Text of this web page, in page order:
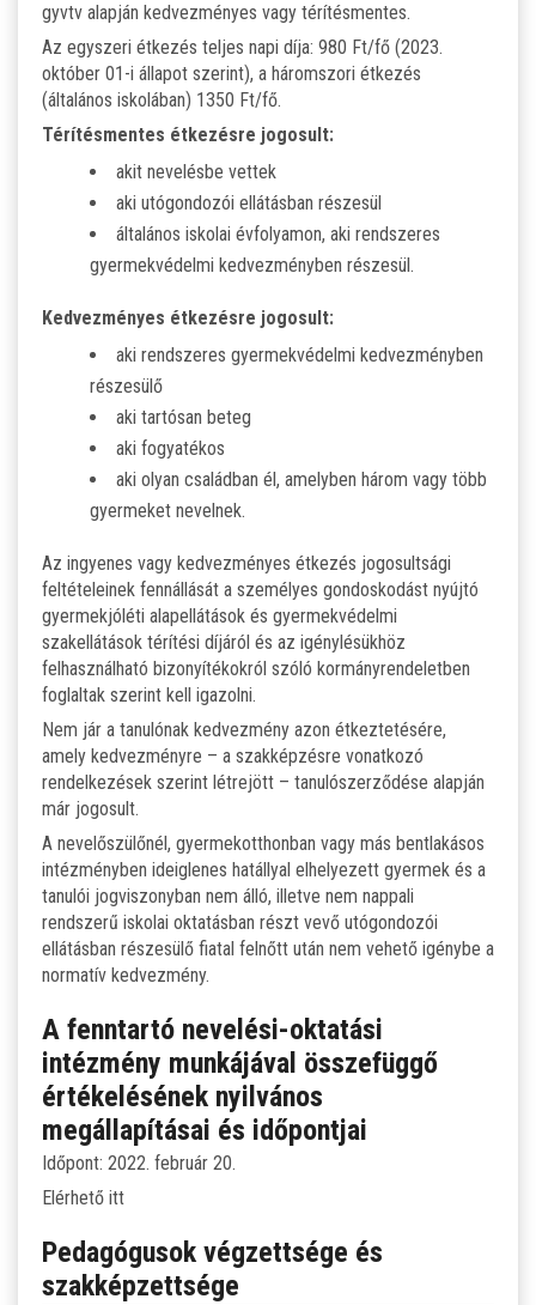
gyvtv alapján kedvezményes vagy térítésmentes.
Az egyszeri étkezés teljes napi díja: 980 Ft/fő (2023.
október 01-i állapot szerint), a háromszori étkezés
(általános iskolában) 1350 Ft/fő.
Térítésmentes étkezésre jogosult:
akit nevelésbe vettek
aki utógondozói ellátásban részesül
általános iskolai évfolyamon, aki rendszeres
gyermekvédelmi kedvezményben részesül.
Kedvezményes étkezésre jogosult:
aki rendszeres gyermekvédelmi kedvezményben
részesülő
aki tartósan beteg
aki fogyatékos
aki olyan családban él, amelyben három vagy több
gyermeket nevelnek.
Az ingyenes vagy kedvezményes étkezés jogosultsági
feltételeinek fennállását a személyes gondoskodást nyújtó
gyermekjóléti alapellátások és gyermekvédelmi
szakellátások térítési díjáról és az igénylésükhöz
felhasználható bizonyítékokról szóló kormányrendeletben
foglaltak szerint kell igazolni.
Nem jár a tanulónak kedvezmény azon étkeztetésére,
amely kedvezményre – a szakképzésre vonatkozó
rendelkezések szerint létrejött – tanulószerződése alapján
már jogosult.
A nevelőszülőnél, gyermekotthonban vagy más bentlakásos
intézményben ideiglenes hatállyal elhelyezett gyermek és a
tanulói jogviszonyban nem álló, illetve nem nappali
rendszerű iskolai oktatásban részt vevő utógondozói
ellátásban részesülő fiatal felnőtt után nem vehető igénybe a
normatív kedvezmény.
A fenntartó nevelési-oktatási
intézmény munkájával összefüggő
értékelésének nyilvános
megállapításai és időpontjai
Időpont: 2022. február 20.
Elérhető itt
Pedagógusok végzettsége és
szakképzettsége